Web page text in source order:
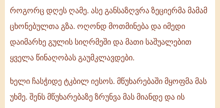
როგორც დღეს ღამე. ასე განსაზღვრა ზეციერმა მამამ
ცხონებულთა გზა. ოღონდ მოთმინება და იმედი
დაიმარხე გულის სიღრმეში და მათი საშუალებით
ყველა წინაღობას გაუმკლავდები.
ხელი ჩასჭიდე ტკბილ იესოს. მწუხარებაში მყოფმა მას
უხმე. შენს მწუხარებაზე ზრუნვა მას მიანდე და ის